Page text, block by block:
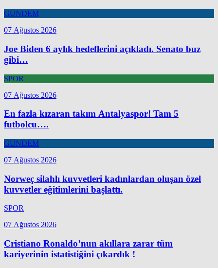
GÜNDEM
07 Ağustos 2026
Joe Biden 6 aylık hedeflerini açıkladı. Senato buz
gibi…
SPOR
07 Ağustos 2026
En fazla kızaran takım Antalyaspor! Tam 5
futbolcu….
GÜNDEM
07 Ağustos 2026
Norweç silahlı kuvvetleri kadınlardan oluşan özel
kuvvetler eğitimlerini başlattı.
SPOR
07 Ağustos 2026
Cristiano Ronaldo’nun akıllara zarar tüm
kariyerinin istatistiğini çıkardık !